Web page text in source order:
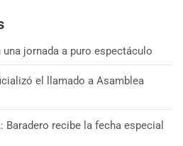
una jornada a puro espectáculo
el llamado a Asamblea
Baradero recibe la fecha especial